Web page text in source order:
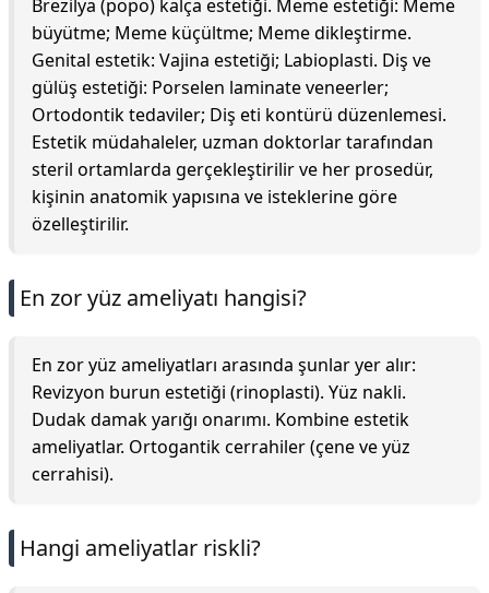
Brezilya (popo) kalça estetiği. Meme estetiği: Meme
büyütme; Meme küçültme; Meme dikleştirme.
Genital estetik: Vajina estetiği; Labioplasti. Diş ve
gülüş estetiği: Porselen laminate veneerler;
Ortodontik tedaviler; Diş eti kontürü düzenlemesi.
Estetik müdahaleler, uzman doktorlar tarafından
steril ortamlarda gerçekleştirilir ve her prosedür,
kişinin anatomik yapısına ve isteklerine göre
özelleştirilir.
En zor yüz ameliyatı hangisi?
En zor yüz ameliyatları arasında şunlar yer alır:
Revizyon burun estetiği (rinoplasti). Yüz nakli.
Dudak damak yarığı onarımı. Kombine estetik
ameliyatlar. Ortogantik cerrahiler (çene ve yüz
cerrahisi).
Hangi ameliyatlar riskli?